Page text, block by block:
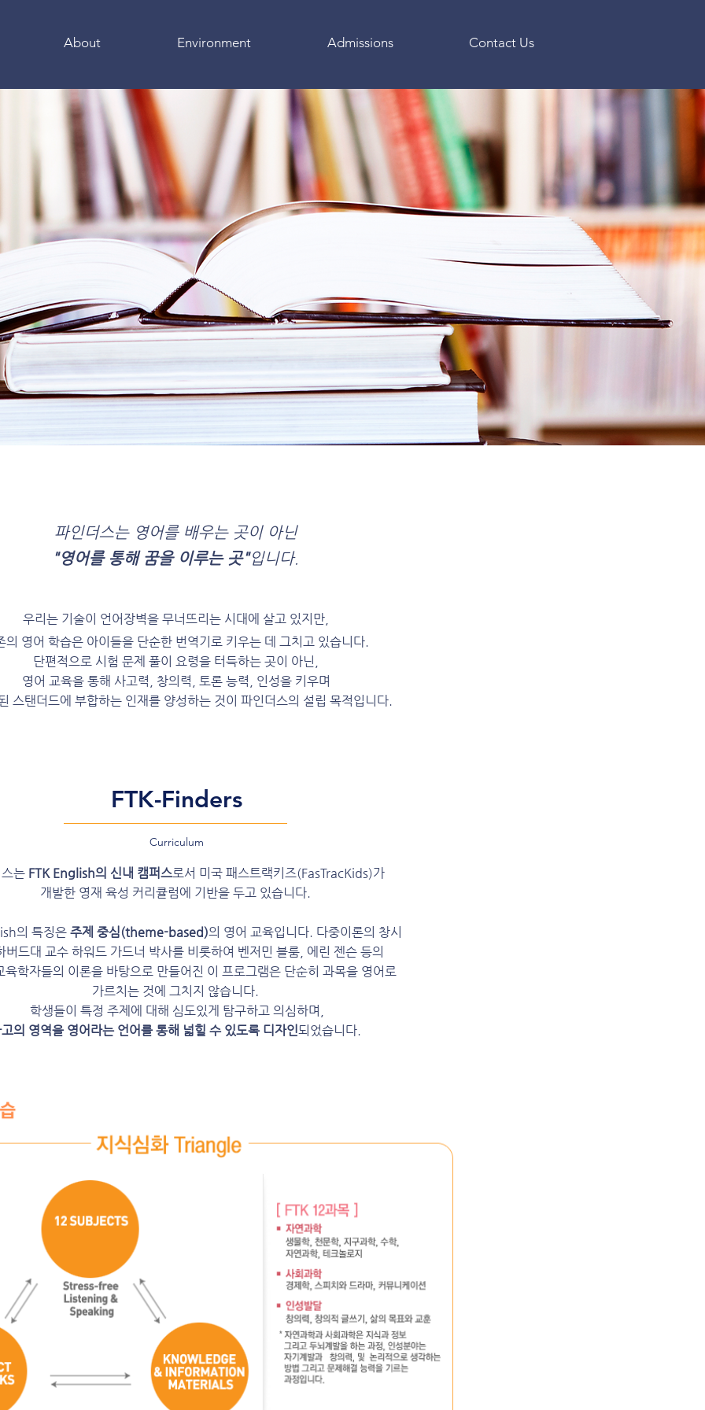
About Environment Admissions Contact Us
파인더스는 영어를 배우는 곳이 아닌
"영어를 통해 꿈을 이루는 곳"입니다.
우리는 기술이 언어장벽을 무너뜨리는 시대에 살고 있지만,
의 영어 학습은 아이들을 단순한 번역기로 키우는 데 그치고 있습니다.
단편적으로 시험 문제 풀이 요령을 터득하는 곳이 아닌,
영어 교육을 통해 사고력, 창의력, 토론 능력, 인성을 키우며
스탠더드에 부합하는 인재를 양성하는 것이 파인더스의 설립 목적입니다.
​FTK-Finders
Curriculum
는 FTK English의 신내 캠퍼스로서 미국 패스트랙키즈(FasTracKids)가
개발한 영재 육성 커리큘럼에 기반을 두고 있습니다.
의 특징은 주제 중심(theme-based)의 영어 교육입니다. 다중이론의 창시
버드대 교수 하워드 가드너 박사를 비롯하여 벤저민 블룸, 에린 젠슨 등의
육학자들의 이론을 바탕으로 만들어진 이 프로그램은단순히 과목을 영어로
가르치는 것에 그치지 않습니다.
학생들이 특정 주제에 대해 심도있게 탐구하고 의심하며,
의 영역을 영어라는 언어를 통해 넓힐 수 있도록 디자인되었습니다.